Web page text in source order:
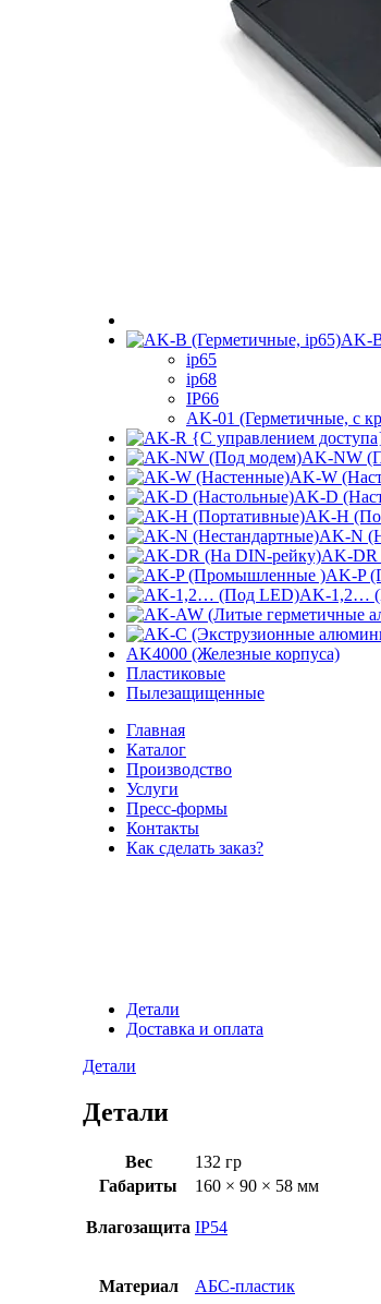
AK-
ip65
ip68
IP66
AK-01 (Герметичные, с
AK-NW
AK-W
AK-D
AK-H
AK-N
AK-DR
AK-P
AK-1,2…
AK4000 (Железные корпуса)
Пластиковые
Пылезащищенные
Главная
Каталог
Производство
Услуги
Пресс-формы
Контакты
Как сделать заказ?
Детали
Доставка и оплата
Детали
Детали
Вес
132 гр
Габариты
160 × 90 × 58 мм
Влагозащита IP54
Материал АБС-пластик